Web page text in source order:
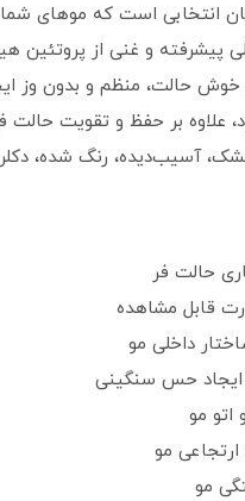
است که موهای شما
پیشرفته و غنی از
حالت، منظم و بدون وز
علاوه بر حفظ و تقویت
آسیب‌دیده، رنگ‌ شده،
حالت فر
قابل‌ مشاهده
داخلی مو
ایجاد حس سنگینی
اتو مو
مو
مو